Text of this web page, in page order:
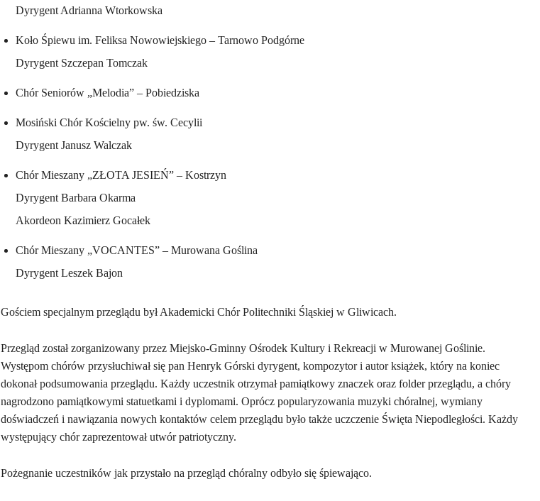
Dyrygent Adrianna Wtorkowska
Koło Śpiewu im. Feliksa Nowowiejskiego – Tarnowo Podgórne
Dyrygent Szczepan Tomczak
Chór Seniorów „Melodia” – Pobiedziska
Mosiński Chór Kościelny pw. św. Cecylii
Dyrygent Janusz Walczak
Chór Mieszany „ZŁOTA JESIEŃ” – Kostrzyn
Dyrygent Barbara Okarma
Akordeon Kazimierz Gocałek
Chór Mieszany „VOCANTES” – Murowana Goślina
Dyrygent Leszek Bajon
Gościem specjalnym przeglądu był Akademicki Chór Politechniki Śląskiej w Gliwicach.
Przegląd został zorganizowany przez Miejsko-Gminny Ośrodek Kultury i Rekreacji w Murowanej Goślinie.
Występom chórów przysłuchiwał się pan Henryk Górski dyrygent, kompozytor i autor książek, który na koniec
dokonał podsumowania przeglądu. Każdy uczestnik otrzymał pamiątkowy znaczek oraz folder przeglądu, a chóry
nagrodzono pamiątkowymi statuetkami i dyplomami. Oprócz popularyzowania muzyki chóralnej, wymiany
doświadczeń i nawiązania nowych kontaktów celem przeglądu było także uczczenie Święta Niepodległości. Każdy
występujący chór zaprezentował utwór patriotyczny.
Pożegnanie uczestników jak przystało na przegląd chóralny odbyło się śpiewająco.